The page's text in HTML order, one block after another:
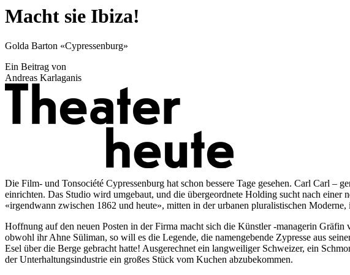
Macht sie Ibiza!
Golda Barton «Cypressenburg»
Ein Beitrag von
Andreas Karlaganis
Die Film- und Tonsociété Cypressenburg hat schon bessere Tage gesehen. Carl Carl –
einrichten. Das Studio wird umgebaut, und die übergeordnete Holding sucht nach
«irgendwann zwischen 1862 und heute», mitten in der urbanen pluralistischen
Hoffnung auf den neuen Posten in der Firma macht sich die Künstler -managerin
obwohl ihr Ahne Süliman, so will es die Legende, die namengebende Zypresse aus
Esel über die Berge gebracht hatte! Ausgerechnet ein langweiliger Schweizer, ein
der Unterhaltungsindustrie ein großes Stück vom Kuchen abzubekommen.